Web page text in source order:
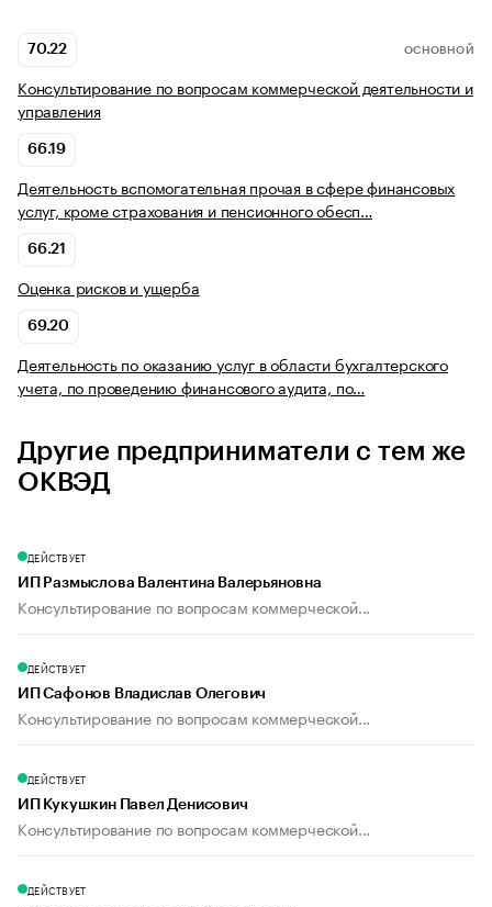
70.22 ОСНОВНОЙ
Консультирование по вопросам коммерческой деятельности и
управления
66.19
Деятельность вспомогательная прочая в сфере финансовых
услуг, кроме страхования и пенсионного обесп…
66.21
Оценка рисков и ущерба
69.20
Деятельность по оказанию услуг в области бухгалтерского
учета, по проведению финансового аудита, по…
Другие предприниматели с тем же
ОКВЭД
ДЕЙСТВУЕТ
ИП Размыслова Валентина Валерьяновна
Консультирование по вопросам коммерческой...
ДЕЙСТВУЕТ
ИП Сафонов Владислав Олегович
Консультирование по вопросам коммерческой...
ДЕЙСТВУЕТ
ИП Кукушкин Павел Денисович
Консультирование по вопросам коммерческой...
ДЕЙСТВУЕТ